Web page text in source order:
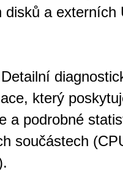
disků a externích
který
a podrobné
součástech